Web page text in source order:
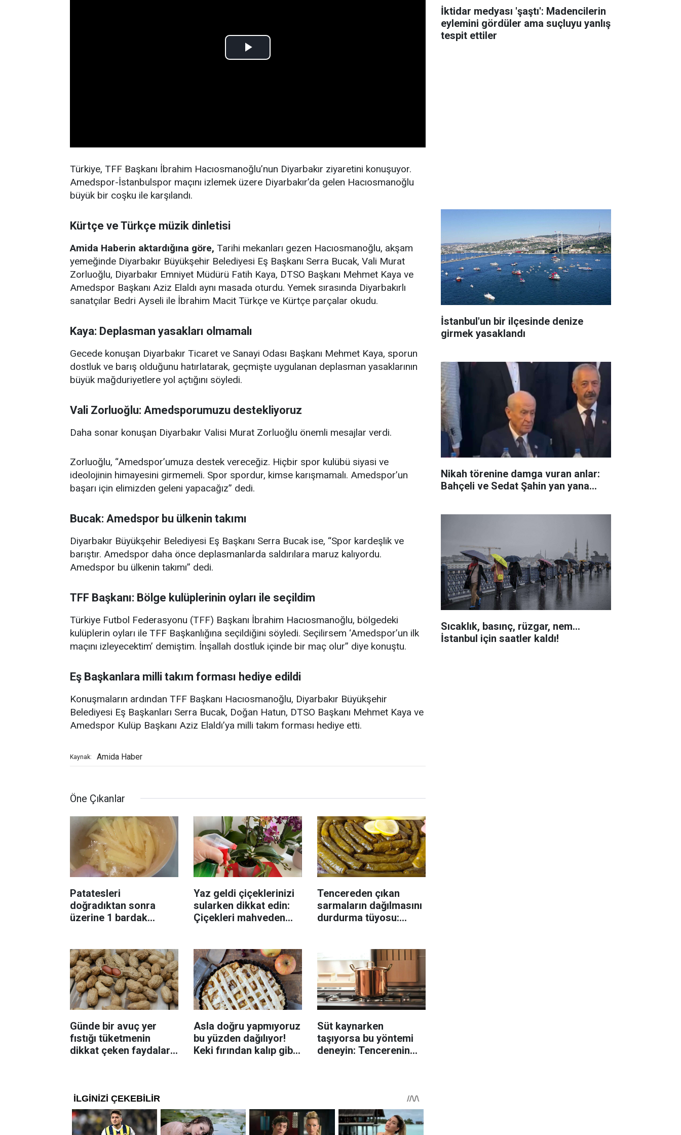
Türkiye, TFF Başkanı İbrahim Hacıosmanoğlu’nun Diyarbakır ziyaretini konuşuyor.
Amedspor-İstanbulspor maçını izlemek üzere Diyarbakır’da gelen Hacıosmanoğlu
büyük bir coşku ile karşılandı.
Kürtçe ve Türkçe müzik dinletisi
Amida Haberin aktardığına göre, Tarihi mekanları gezen Hacıosmanoğlu, akşam
yemeğinde Diyarbakır Büyükşehir Belediyesi Eş Başkanı Serra Bucak, Vali Murat
Zorluoğlu, Diyarbakır Emniyet Müdürü Fatih Kaya, DTSO Başkanı Mehmet Kaya ve
Amedspor Başkanı Aziz Elaldı aynı masada oturdu. Yemek sırasında Diyarbakırlı
sanatçılar Bedri Ayseli ile İbrahim Macit Türkçe ve Kürtçe parçalar okudu.
Kaya: Deplasman yasakları olmamalı
Gecede konuşan Diyarbakır Ticaret ve Sanayi Odası Başkanı Mehmet Kaya, sporun
dostluk ve barış olduğunu hatırlatarak, geçmişte uygulanan deplasman yasaklarının
büyük mağduriyetlere yol açtığını söyledi.
Vali Zorluoğlu: Amedsporumuzu destekliyoruz
Daha sonar konuşan Diyarbakır Valisi Murat Zorluoğlu önemli mesajlar verdi.
Zorluoğlu, “Amedspor’umuza destek vereceğiz. Hiçbir spor kulübü siyasi ve
ideolojinin himayesini girmemeli. Spor spordur, kimse karışmamalı. Amedspor’un
başarı için elimizden geleni yapacağız” dedi.
Bucak: Amedspor bu ülkenin takımı
Diyarbakır Büyükşehir Belediyesi Eş Başkanı Serra Bucak ise, “Spor kardeşlik ve
barıştır. Amedspor daha önce deplasmanlarda saldırılara maruz kalıyordu.
Amedspor bu ülkenin takımı” dedi.
TFF Başkanı: Bölge kulüplerinin oyları ile seçildim
Türkiye Futbol Federasyonu (TFF) Başkanı İbrahim Hacıosmanoğlu, bölgedeki
kulüplerin oyları ile TFF Başkanlığına seçildiğini söyledi. Seçilirsem ‘Amedspor’un ilk
maçını izleyecektim’ demiştim. İnşallah dostluk içinde bir maç olur” diye konuştu.
Eş Başkanlara milli takım forması hediye edildi
Konuşmaların ardından TFF Başkanı Hacıosmanoğlu, Diyarbakır Büyükşehir
Belediyesi Eş Başkanları Serra Bucak, Doğan Hatun, DTSO Başkanı Mehmet Kaya ve
Amedspor Kulüp Başkanı Aziz Elaldı’ya milli takım forması hediye etti.
Kaynak: Amida Haber
Öne Çıkanlar
Patatesleri
doğradıktan sonra
üzerine 1 bardak
Yaz geldi çiçeklerinizi
sularken dikkat edin:
Çiçekleri mahveden
Tencereden çıkan
sarmaların dağılmasını
durdurma tüyosu:
Günde bir avuç yer
fıstığı tüketmenin
dikkat çeken faydaları:
Asla doğru yapmıyoruz
bu yüzden dağılıyor!
Keki fırından kalıp gibi
Süt kaynarken
taşıyorsa bu yöntemi
deneyin: Tencerenin
İktidar medyası 'şaştı': Madencilerin
eylemini gördüler ama suçluyu yanlış
tespit ettiler
İstanbul'un bir ilçesinde denize
girmek yasaklandı
Nikah törenine damga vuran anlar:
Bahçeli ve Sedat Şahin yan yana...
Sıcaklık, basınç, rüzgar, nem...
İstanbul için saatler kaldı!